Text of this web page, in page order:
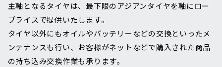
主軸となるタイヤは、最下限のアジアンタイヤを軸にロー
プライスで提供いたします。
タイヤ以外にもオイルやバッテリーなどの交換といったメ
ンテナンスも行い、お客様がネットなどで購入された商品
の持ち込み交換作業も承ります。